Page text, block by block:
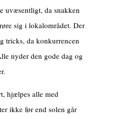
uvæsentligt, da snakken
sig i lokalområdet. Der
tricks, da konkurrencen
nyder den gode dag og
hjælpes alle med
ikke før end solen går